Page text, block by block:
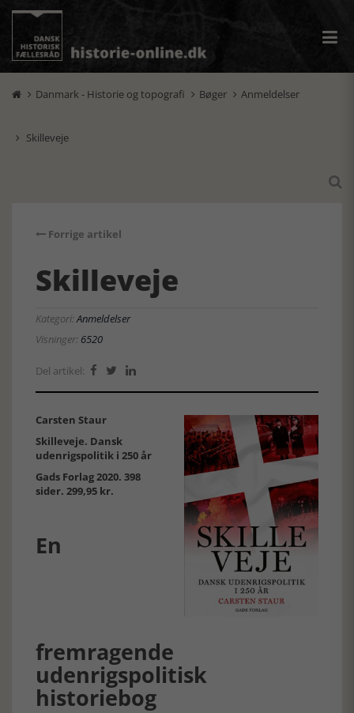
 Danmark - Historie og topografi  Bøger  Anmeldelser
 Skilleveje

Forrige artikel
Skilleveje
Kategori:Anmeldelser
Visninger: 6520
Del artikel:   
Carsten Staur
Skilleveje. Dansk
udenrigspolitik i 250 år
Gads Forlag 2020. 398
sider. 299,95 kr.
En
fremragende
udenrigspolitisk
historiebog